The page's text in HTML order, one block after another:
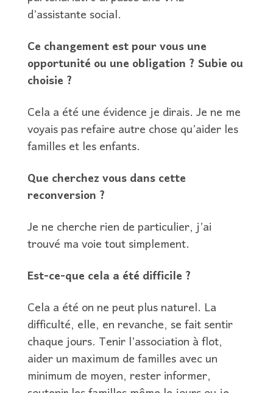
d’assistante social.
Ce changement est pour vous une
opportunité ou une obligation ? Subie ou
choisie ?
Cela a été une évidence je dirais. Je ne me
voyais pas refaire autre chose qu’aider les
familles et les enfants.
Que cherchez vous dans cette
reconversion ?
Je ne cherche rien de particulier, j’ai
trouvé ma voie tout simplement.
Est-ce-que cela a été difficile ?
Cela a été on ne peut plus naturel. La
difficulté, elle, en revanche, se fait sentir
chaque jours. Tenir l’association à flot,
aider un maximum de familles avec un
minimum de moyen, rester informer,